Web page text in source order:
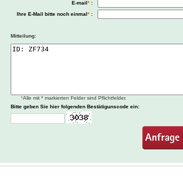
E-mail* :
Ihre E-Mail bitte noch einmal* :
Mitteilung:
*Alle mit * markierten Felder sind Pflichtfelder.
Bitte geben Sie hier folgenden Bestätigunscode ein: